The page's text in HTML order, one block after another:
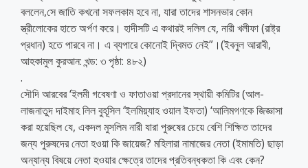
বললেন,সে জাতি কখনো সফলকাম হবে না, যারা তাদের শাসনভার কোন
স্ত্রীলোকের হাতে অর্পণ করে। হাদীসটি এ কথারই দলিল যে, নারী খলীফা (রাষ্ট্র
প্রধান) হতে পারবে না। এ ব্যপারে কোনোই দ্বিমত নেই”।(ইবনুল আরাবী,
আহকামুল কুরআন: খন্ড: ৩ পৃষ্ঠা: ৪৮২)
.
সৌদি আরবের ‘ইলমী গবেষণা ও ফাতাওয়া প্রদানের স্থায়ী কমিটির (আল-
লাজনাতুদ দাইমাহ লিল বুহূসিল ‘ইলমিয়্যাহ ওয়াল ইফতা) ‘আলিমগণকে জিজ্ঞাসা
করা হয়েছিল যে, একদল মুসলিম নারী যারা পুরুষের চেয়ে বেশি শিক্ষিত তাদের
জন্য পুরুষদের নেতা হওয়া কি জায়েজ? মহিলারা নামাজের নেতা (ইমামতি) ছাড়া
অন্যান্য বিষয়ে নেতা হওয়ার ক্ষেত্রে তাদের প্রতিবন্ধকতা কি এবং কেন?